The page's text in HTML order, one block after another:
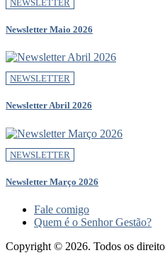
NEWSLETTER
Newsletter Maio 2026
NEWSLETTER
Newsletter Abril 2026
NEWSLETTER
Newsletter Março 2026
Fale comigo
Quem é o Senhor Gestão?
Copyright © 2026. Todos os